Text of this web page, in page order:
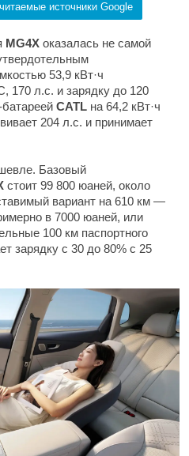
источники Google
MG4X оказалась не самой
53,9 кВт·ч
170 л.с. и зарядку до 120
CATL на 64,2 кВт·ч
204 л.с. и принимает
Базовый
стоит 99 800 юаней, около
вариант на 610 км —
в 7000 юаней, или
100 км паспортного
зарядку с 30 до 80% с 25